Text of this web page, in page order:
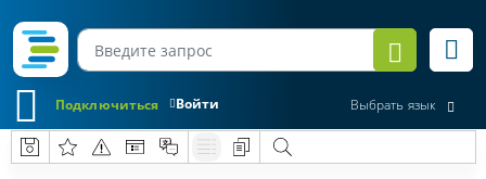
Войти
Подключиться Выбрать язык